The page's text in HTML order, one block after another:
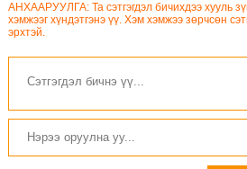
АНХААРУУЛГА: Та сэтгэгдэл бичихдээ хууль
хэмжээг хүндэтгэнэ үү. Хэм хэмжээ зөрчсөн
эрхтэй.